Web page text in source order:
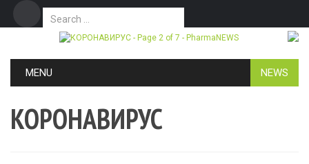
Search for:
MENU NEWS
КОРОНАВИРУС
КОРОНАВИРУС, ПРЕЗЕМЕНО